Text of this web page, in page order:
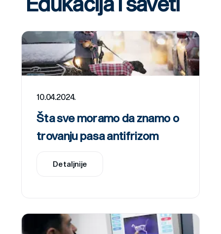
10.04.2024.
Šta sve moramo da znamo o
trovanju pasa antifrizom
Detaljnije